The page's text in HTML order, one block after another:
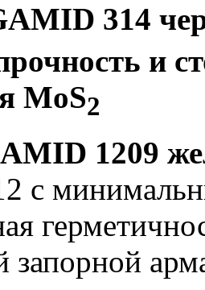
314
и
MoS2
1209
с
запорной